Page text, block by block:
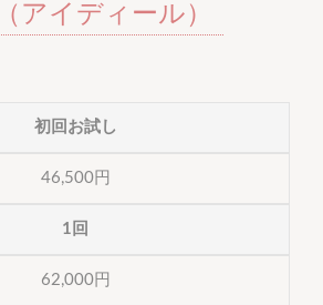
アイディール）
初回お試し
46,500円
1回
62,000円